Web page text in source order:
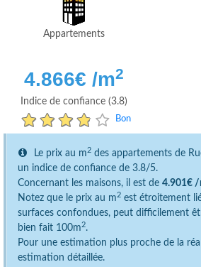
Appartements
4.866€ /m2
Indice de confiance (3.8)
Bon
Le prix au m 2 des appartements de
un indice de confiance de 3.8/5.
Concernant les maisons, il est de 4.901€ /
Notez que le prix au m 2 est étroitement
surfaces confondues, peut difficilement
bien fait 100m 2.
Pour une estimation plus proche de la
estimation détaillée.